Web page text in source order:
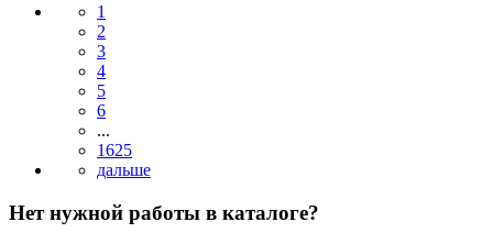
1
2
3
4
5
6
...
1625
Нет нужной работы в каталоге?